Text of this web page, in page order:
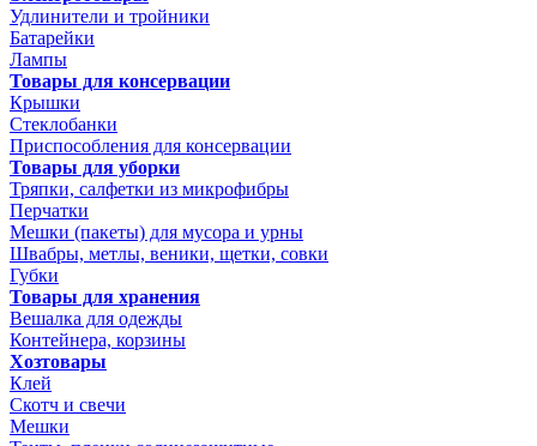
Удлинители и тройники
Батарейки
Лампы
Товары для консервации
Крышки
Стеклобанки
Приспособления для консервации
Товары для уборки
Тряпки, салфетки из микрофибры
Перчатки
Мешки (пакеты) для мусора и урны
Швабры, метлы, веники, щетки, совки
Губки
Товары для хранения
Вешалка для одежды
Контейнера, корзины
Хозтовары
Клей
Скотч и свечи
Мешки